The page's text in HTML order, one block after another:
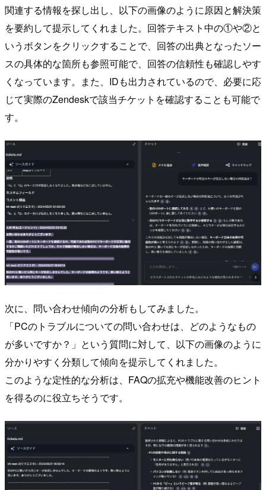
関連する情報を探し出し、以下の画像のように原因と解決策
を要約して提示してくれました。回答テキスト中の①や②と
いうボタンをクリックすることで、回答の出典となったソー
スの具体的な箇所も参照可能で、回答の信頼性も確認しやす
くなっています。また、IDも出力されているので、必要に応
じて実際のZendeskで該当チケットを確認することも可能で
す。
次に、問い合わせ傾向の分析もしてみました。
「PCのトラブルについての問い合わせは、どのようなもの
が多いですか？」という質問に対して、以下の画像のように
分かりやすく分類して傾向を提示してくれました。
このような定性的な分析は、FAQの拡充や機能改善のヒント
を得るのに役立ちそうです。